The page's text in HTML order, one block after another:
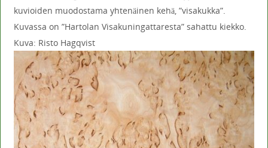
kuvioiden muodostama yhtenäinen kehä, ”visakukka”.
Kuvassa on ”Hartolan Visakuningattaresta” sahattu kiekko.
Kuva: Risto Hagqvist